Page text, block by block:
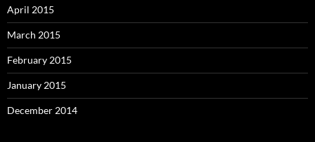
April 2015
March 2015
February 2015
January 2015
December 2014